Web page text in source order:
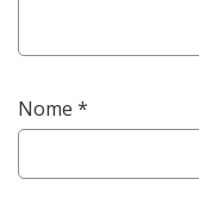
Nome *